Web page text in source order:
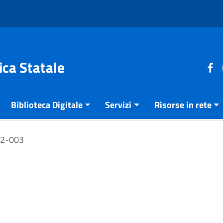
Statale
Biblioteca Digitale Servizi Risorse in rete
003